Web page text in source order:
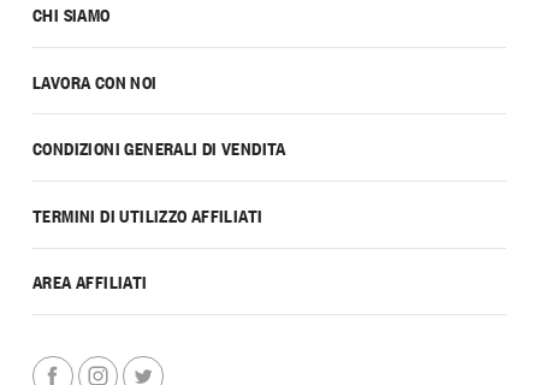
CHI SIAMO
LAVORA CON NOI
CONDIZIONI GENERALI DI VENDITA
TERMINI DI UTILIZZO AFFILIATI
AREA AFFILIATI